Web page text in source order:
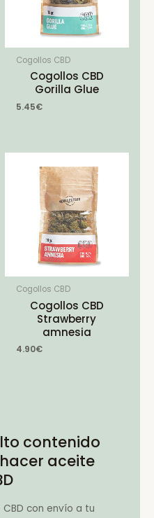
Cogollos CBD
Cogollos CBD
Gorilla Glue
5.45€
Cogollos CBD
Cogollos CBD
Strawberry
amnesia
4.90€
contenido
aceite
con envío a tu